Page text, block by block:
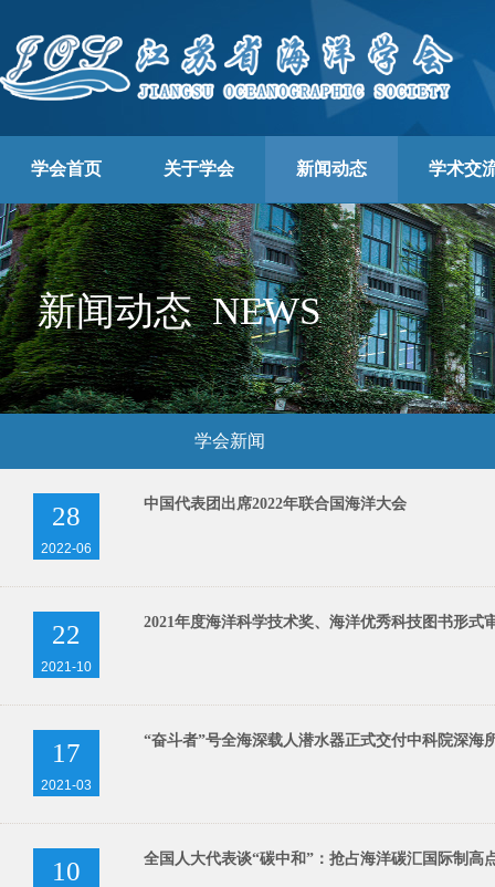
学会首页 关于学会 新闻动态 学术交
新闻动态 NEWS
学会新闻
28
2022-06
中国代表团出席2022年联合国海洋大会
22
2021-10
2021年度海洋科学技术奖、海洋优秀科技图书形式
17
2021-03
“奋斗者”号全海深载人潜水器正式交付中科院深海
10 全国人大代表谈“碳中和”：抢占海洋碳汇国际制高